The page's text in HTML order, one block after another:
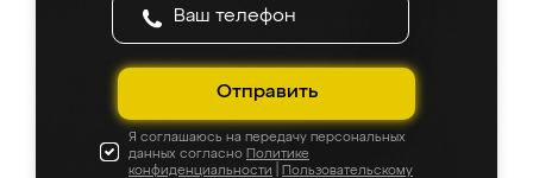
Отправить
Я соглашаюсь на передачу персональных
данных согласно Политике
конфиденциальности
Пользовательскому